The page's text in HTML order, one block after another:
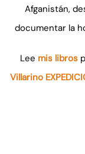
Afganistán,
documentar la
Lee mis libros
Villarino